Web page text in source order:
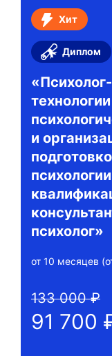
Хит
Диплом
и
психолог»
от 10 месяцев
91 700
133 000 ₽